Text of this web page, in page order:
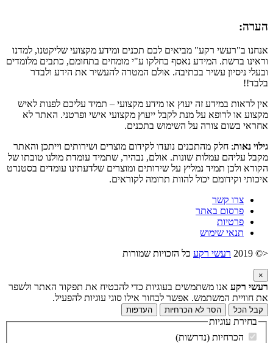
הערה:
אנחנו ב"רעשי רקע" מביאים לכם תכנים ומידע מקצועי שליקטנו, למדנו
וראינו ברשת. המידע נאסף בחלקו ע"י מומחים בתחומם, כתבים מלומדים
ובעלי ניסיון עשיר בכתיבה. אולם המטרה להעשיר את הידע ולבדר
בלבד!!
אין לראות במידע זה יעוץ או מידע מקצועי – תמיד עליכם לפנות לאיש
מקצוע או לרופא על מנת לקבל ייעוץ מקצועי אישי ופרטני. האתר לא
אחראי בשום צורה על השימוש בתכנים.
גילוי נאות: חלק מהתכנים נועדו לקידום מוצרים ושירותים וייתכן והאתר
מקבל עליהם עמלות שונות. אולם, נבהיר, שתמיד עומדת מולנו טובתו של
הקורא ולכן תמיד נמליץ על שירותים ומוצרים שלדעתינו עומדים בסטנרט
איכותי וקידומם יכול להוות תרומה לקוראים.
צרו קשר
פרסום באתר
פרטיות
תנאי שימוש
<© 2019
רעשי רקע כל הזכויות שמורות
×
רעשי רקע אנו משתמשים בעוגיות כדי להבטיח את תפקוד האתר ולשפר
את חוויית המשתמש. אפשר לבחור אילו סוגי עוגיות להפעיל.
קבל הכל הסר לא הכרחיות העדפות
בחירת עוגיות
הכרחיות (נדרשות)